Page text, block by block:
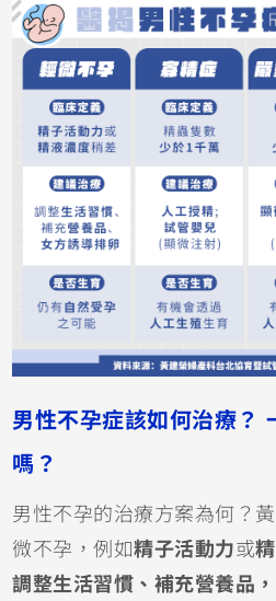
男性不孕症該如何治療？
嗎？
男性不孕的治療方案為何？
微不孕，例如精子活動力或
調整生活習慣、補充營養品